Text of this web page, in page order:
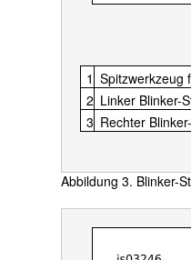
1 Spitzwerkzeug
2 Linker Blinker-
3 Rechter
Abbildung 3. Blinker-